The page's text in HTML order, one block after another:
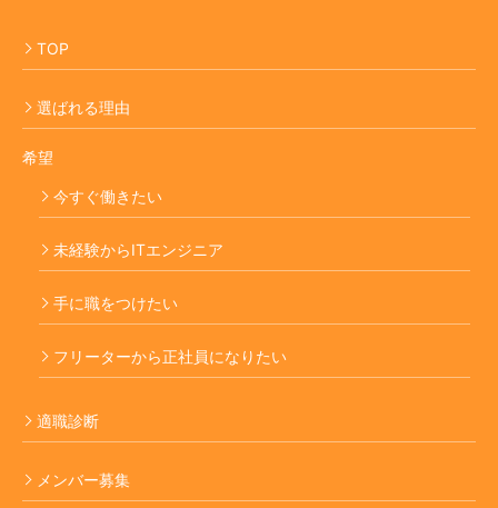
TOP
選ばれる理由
希望
今すぐ働きたい
未経験からITエンジニア
手に職をつけたい
フリーターから正社員になりたい
適職診断
メンバー募集